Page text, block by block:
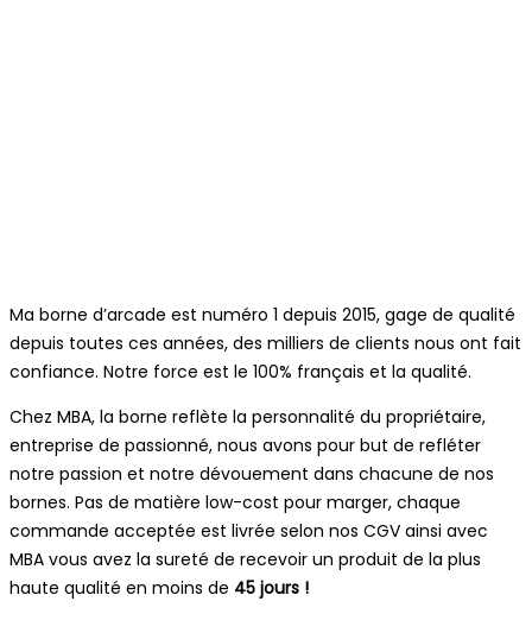
Ma borne d’arcade est numéro 1 depuis 2015, gage de qualité
depuis toutes ces années, des milliers de clients nous ont fait
confiance. Notre force est le 100% français et la qualité.
Chez MBA, la borne reflète la personnalité du propriétaire,
entreprise de passionné, nous avons pour but de refléter
notre passion et notre dévouement dans chacune de nos
bornes. Pas de matière low-cost pour marger, chaque
commande acceptée est livrée selon nos CGV ainsi avec
MBA vous avez la sureté de recevoir un produit de la plus
haute qualité en moins de 45 jours !